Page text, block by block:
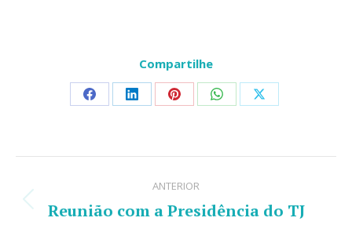
Compartilhe
Share
Facebook
Share
LinkedIn
Share
Pinterest
Share
WhatsApp
Share
X
de
ANTERIOR
Post
Reunião com a Presidência do TJ